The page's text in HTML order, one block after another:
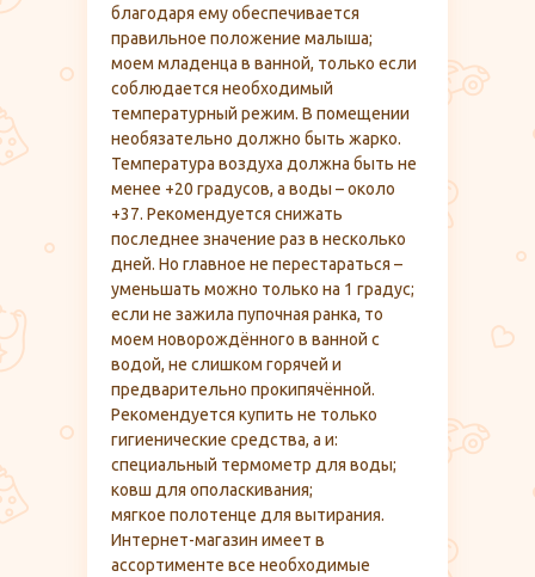
благодаря ему обеспечивается
правильное положение малыша;
моем младенца в ванной, только если
соблюдается необходимый
температурный режим. В помещении
необязательно должно быть жарко.
Температура воздуха должна быть не
менее +20 градусов, а воды – около
+37. Рекомендуется снижать
последнее значение раз в несколько
дней. Но главное не перестараться –
уменьшать можно только на 1 градус;
если не зажила пупочная ранка, то
моем новорождённого в ванной с
водой, не слишком горячей и
предварительно прокипячённой.
Рекомендуется купить не только
гигиенические средства, а и:
специальный термометр для воды;
ковш для ополаскивания;
мягкое полотенце для вытирания.
Интернет-магазин имеет в
ассортименте все необходимые